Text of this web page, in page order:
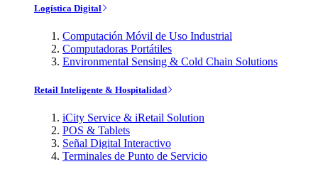
Logística Digital
Computación Móvil de Uso Industrial
Computadoras Portátiles
Environmental Sensing & Cold Chain Solutions
Retail Inteligente & Hospitalidad
iCity Service & iRetail Solution
POS & Tablets
Señal Digital Interactivo
Terminales de Punto de Servicio